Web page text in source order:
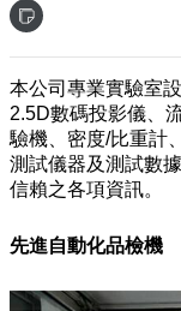
本公司專業實驗室
2.5D數碼投影儀、
驗機、密度/比重計
測試儀器及測試數
信賴之各項資訊。
先進自動化品檢機